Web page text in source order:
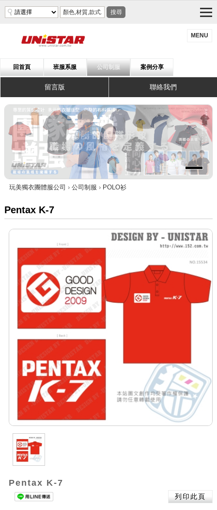
MENU
回首頁 班服系服 公司制服 案例分享
留言版 聯絡我們
搜尋
玩美獨衣團體服公司 › 公司制服 › POLO衫
Pentax K-7
Pentax K-7
列印此頁